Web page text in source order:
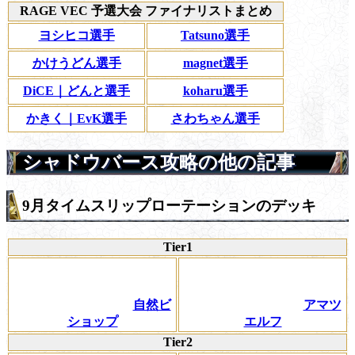
RAGE VEC 予選大会 ファイナリストまとめ
ヨシヒコ選手
Tatsuno選手
かけうどん選手 magnet選手
DiCE｜どんと選手 koharu選手
かきく｜EvK選手 さわちゃん選手
シャドウバース攻略の他の記事
9月タイムスリップローテーションのデッキ
Tier1
自然ビ
ショップ
アマツ
エルフ
Tier2